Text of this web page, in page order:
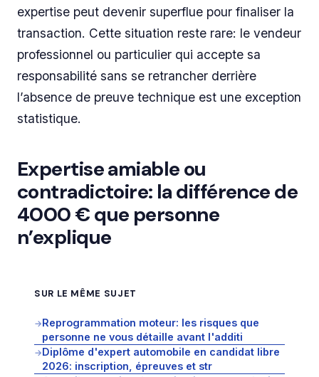
expertise peut devenir superflue pour finaliser la
transaction. Cette situation reste rare: le vendeur
professionnel ou particulier qui accepte sa
responsabilité sans se retrancher derrière
l’absence de preuve technique est une exception
statistique.
Expertise amiable ou
contradictoire: la différence de
4000 € que personne
n’explique
SUR LE MÊME SUJET
→Reprogrammation moteur: les risques que
personne ne vous détaille avant l'additi
→Diplôme d'expert automobile en candidat libre
2026: inscription, épreuves et str